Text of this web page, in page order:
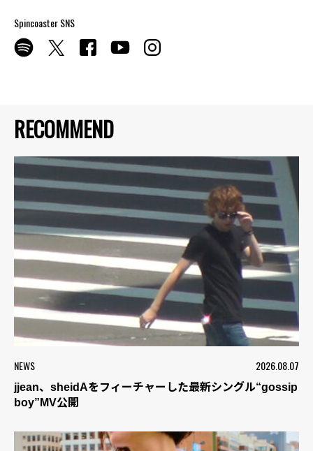
RECOMMEND
NEWS 2026.08.07
jjean、sheidAをフィーチャーした最新シングル“gossip
boy”MV公開
Spincoaster SNS